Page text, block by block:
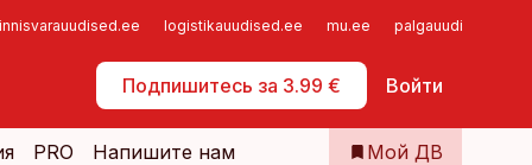
logistikauudised.ee mu.ee palgauudised.ee
Подпишитесь за 3.99 € Войти
Самообслуживание
PRO Напишите нам Мой ДВ